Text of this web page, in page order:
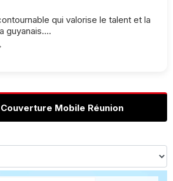
qui valorise le talent et la
guyanais....
Mobile Réunion